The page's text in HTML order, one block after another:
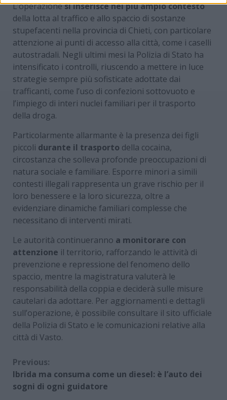
L’operazionesi inserisce nel più ampio contesto
della lotta al traffico e allo spaccio di sostanze
stupefacenti nella provincia di Chieti, con particolare
attenzione ai punti di accesso alla città, come i caselli
autostradali. Negli ultimi mesi la Polizia di Stato ha
intensificato i controlli, riuscendo a mettere in luce
strategie sempre più sofisticate adottate dai
trafficanti, come l’uso di confezioni sottovuoto e
l’impiego di interi nuclei familiari per il trasporto
della droga.
Particolarmente allarmante è la presenza dei figli
piccoli durante il trasporto della cocaina,
circostanza che solleva profonde preoccupazioni di
natura sociale e familiare. Esporre minori a simili
contesti illegali rappresenta un grave rischio per il
loro benessere e la loro sicurezza, oltre a
evidenziare dinamiche familiari complesse che
necessitano di interventi mirati.
Le autorità continueranno a monitorare con
attenzione il territorio, rafforzando le attività di
prevenzione e repressione del fenomeno dello
spaccio, mentre la magistratura valuterà le
responsabilità della coppia e deciderà sulle misure
cautelari da adottare. Per aggiornamenti e dettagli
sull’operazione, è possibile consultare il sito ufficiale
della Polizia di Stato e le comunicazioni relative alla
città di Vasto.
Continue
Reading
Previous:
Ibrida ma consuma come un diesel: è l’auto dei
sogni di ogni guidatore